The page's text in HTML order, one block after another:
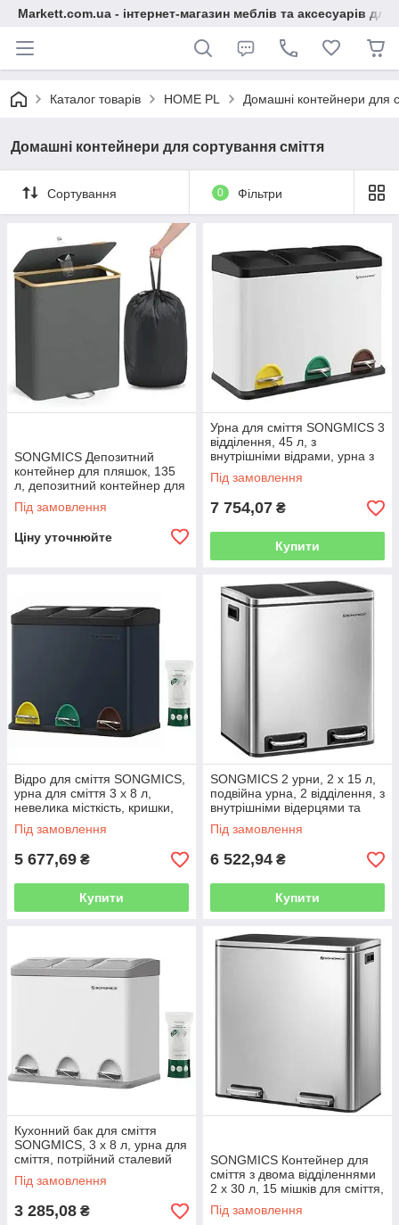
Markett.com.ua - інтернет-магазин меблів та аксесуарів для
Каталог товарів HOME PL Домашні контейнери для
Домашні контейнери для сортування сміття
Сортування 0 Фільтри
SONGMICS Депозитний
контейнер для пляшок, 135
л, депозитний контейнер для
пляшок, контейнер для
пляшок, порожній
Під замовлення
Ціну уточнюйте
Урна для сміття SONGMICS 3
відділення, 45 л, з
внутрішніми відрами, урна з
нержавіючої сталі, 3 x 15 л,
біло-чорна LTB45W
Під замовлення
7 754,07 ₴
Купити
Відро для сміття SONGMICS,
урна для сміття 3 x 8 л,
невелика місткість, кришки,
потрійний сталевий урна для
сміття, для невеликих
Під замовлення
5 677,69 ₴
Купити
SONGMICS 2 урни, 2 х 15 л,
подвійна урна, 2 відділення, з
внутрішніми відерцями та
ручками, для кухні, повільне
закривання,
Під замовлення
6 522,94 ₴
Купити
Кухонний бак для сміття
SONGMICS, 3 x 8 л, урна для
сміття, потрійний сталевий
урна для сміття, для
невеликих сімей, педалі та
Під замовлення
3 285,08 ₴
SONGMICS Контейнер для
сміття з двома відділеннями
2 x 30 л, 15 мішків для сміття,
металеві педалі, 2
пластикових внутрішніх
Під замовлення